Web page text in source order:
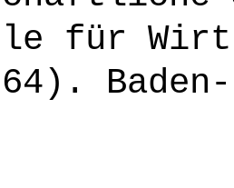
für
Baden-